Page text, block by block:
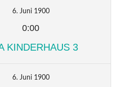
6. Juni 1900
0:00
KINDERHAUS 3
6. Juni 1900